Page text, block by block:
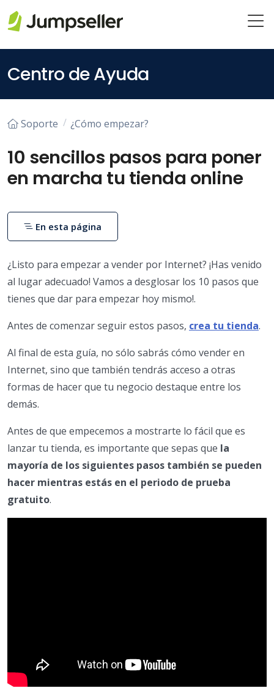
Centro de Ayuda
Soporte ¿Cómo empezar?
10 sencillos pasos para poner
en marcha tu tienda online
¿Listo para empezar a vender por Internet? ¡Has venido
al lugar adecuado! Vamos a desglosar los 10 pasos que
tienes que dar para empezar hoy mismo!.
Antes de comenzar seguir estos pasos, crea tu tienda.
Al final de esta guía, no sólo sabrás cómo vender en
Internet, sino que también tendrás acceso a otras
formas de hacer que tu negocio destaque entre los
demás.
Antes de que empecemos a mostrarte lo fácil que es
lanzar tu tienda, es importante que sepas que la
mayoría de los siguientes pasos también se pueden
hacer mientras estás en el periodo de prueba
gratuito.
En esta página